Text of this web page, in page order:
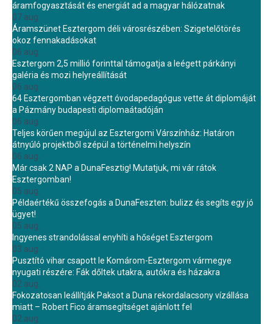
áramfogyasztását és energiát ad a magyar hálózatnak
07 aug.
Áramszünet Esztergom déli városrészében: Szigetelőtörés
okoz fennakadásokat
06 aug.
Esztergom 2,5 millió forinttal támogatja a leégett párkányi
galéria és mozi helyreállítását
06 aug.
64 Esztergomban végzett óvodapedagógus vette át diplomáját
a Pázmány budapesti diplomaátadóján
06 aug.
Teljes körűen megújul az Esztergomi Várszínház: Határon
átnyúló projektből szépül a történelmi helyszín
06 aug.
Már csak 2 NAP a DunaFesztig! Mutatjuk, mi vár rátok
Esztergomban!
05 aug.
Példaértékű összefogás a DunaFeszten: bulizz és segíts egy jó
ügyet!
05 aug.
Ingyenes strandolással enyhíti a hőséget Esztergom
03 aug.
Pusztító vihar csapott le Komárom-Esztergom vármegye
nyugati részére: Fák dőltek utakra, autókra és házakra
02 aug.
Fokozatosan leállítják Paksot a Duna rekordalacsony vízállása
miatt – Robert Fico áramsegítséget ajánlott fel
02 aug.